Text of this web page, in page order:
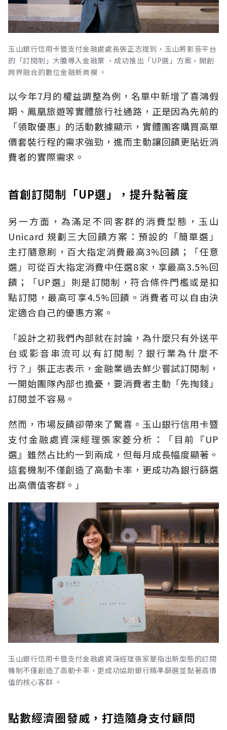
玉山銀行信用卡暨支付金融處處長張正志提到，玉山將影音平台
的「訂閱制」大膽導入金融業 ，成功推出「UP選」方案，開創
跨界融合的數位金融新商模 。
以今年7月的權益調整為例，名單中新增了喜鴻假
期、鳳凰旅遊等實體旅行社通路，正是因為先前的
「領取優惠」的活動數據顯示，實體團客購買高單
價套裝行程的需求強勁，進而主動讓回饋更貼近消
費者的實際需求。
首創訂閱制「UP選」，提升黏著度
另一方面，為滿足不同客群的消費型態，玉山
Unicard 規劃三大回饋方案：預設的「簡單選」
主打隨意刷，百大指定消費最高3%回饋；「任意
選」可從百大指定消費中任選8家，享最高3.5%回
饋；「UP選」則是訂閱制，符合條件門檻或是扣
點訂閱，最高可享4.5%回饋。消費者可以自由決
定適合自己的優惠方案。
「設計之初我們內部就在討論，為什麼只有外送平
台或影音串流可以有訂閱制？銀行業為什麼不
行？」張正志表示，金融業過去鮮少嘗試訂閱制，
一開始團隊內部也擔憂，要消費者主動「先掏錢」
訂閱並不容易。
然而，市場反饋卻帶來了驚喜。玉山銀行信用卡暨
支付金融處資深經理張家菱分析：「目前『UP
選』雖然占比約一到兩成，但每月成長幅度顯著。
這套機制不僅創造了高動卡率，更成功為銀行篩選
出高價值客群。」
玉山銀行信用卡暨支付金融處資深經理張家菱指出新型態的訂閱
機制不僅創造了高動卡率，更成功協助銀行精準篩選並黏著高價
值的核心客群 。
點數經濟圈發威，打造隨身支付顧問